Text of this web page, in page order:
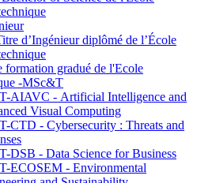
d’Ingénieur diplômé de l’École
formation gradué de l'Ecole
-MSc&T
AIAVC - Artificial Intelligence and
Visual Computing
CTD - Cybersecurity : Threats and
DSB - Data Science for Business
ECOSEM - Environmental